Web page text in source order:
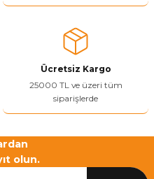
Ücretsiz Kargo
25000 TL ve üzeri tüm
siparişlerde
olun.